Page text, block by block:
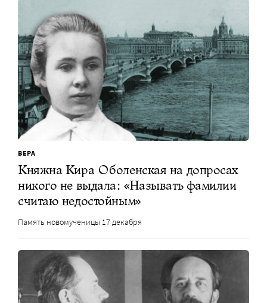
ВЕРА
Княжна Кира Оболенская на допросах
никого не выдала: «Называть фамилии
считаю недостойным»
Память новомученицы 17 декабря